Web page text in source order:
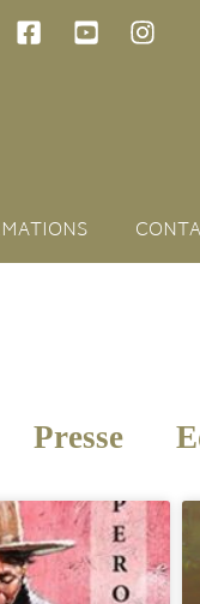
Presse